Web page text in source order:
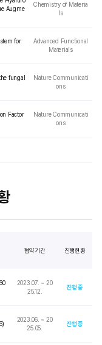
Augme
Chemistry of Materia
ls
for
Advanced Functional
Materials
fungal
Nature Communicati
ons
Factor
Nature Communicati
ons
협약기간 진행현황
2023.07. ~ 20
25.12.
진행 중
2023.06. ~ 20
25.05.
진행 중